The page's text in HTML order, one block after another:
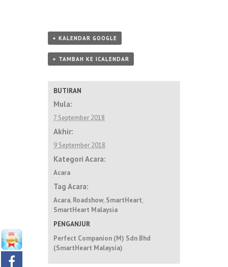
+ KALENDAR GOOGLE
+ TAMBAH KE ICALENDAR
BUTIRAN
Mula:
7 September 2018
Akhir:
9 September 2018
Kategori Acara:
Acara
Tag Acara:
Acara, Roadshow, SmartHeart,
SmartHeart Malaysia
PENGANJUR
Perfect Companion (M) Sdn Bhd
(SmartHeart Malaysia)